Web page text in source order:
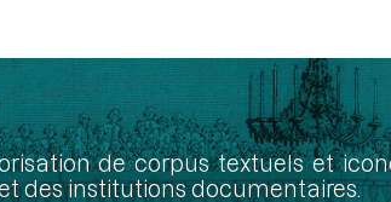
de corpus textuels et
des institutions documentaires.